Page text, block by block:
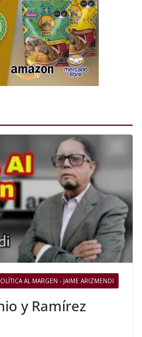
AL MARGEN - JAIME ARIZMENDI
y Ramírez